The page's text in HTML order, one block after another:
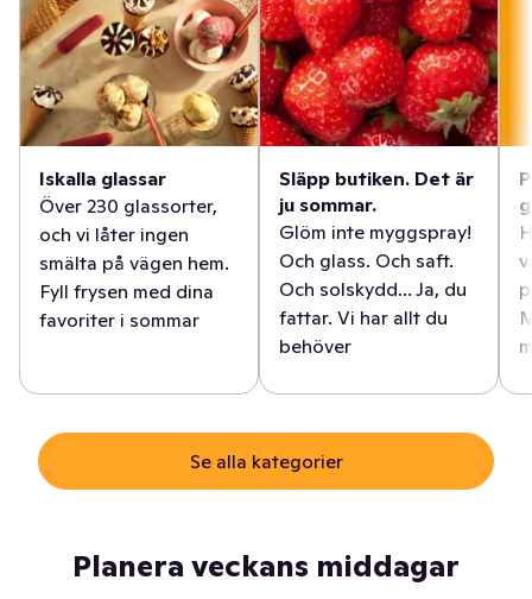
Iskalla glassar
Över 230 glassorter,
och vi låter ingen
smälta på vägen hem.
Fyll frysen med dina
favoriter i sommar
Släpp butiken. Det är
ju sommar.
Glöm inte myggspray!
Och glass. Och saft.
Och solskydd... Ja, du
fattar. Vi har allt du
behöver
Se alla kategorier
Planera veckans middagar